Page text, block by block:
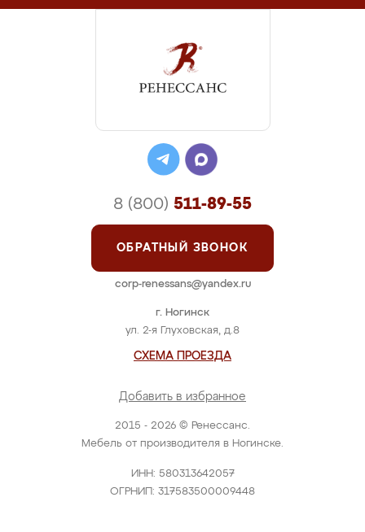
2015 - 2026 © Ренессанс.
Мебель от производителя в Ногинске.
ИНН: 580313642057
ОГРНИП: 317583500009448
г. Ногинск
ул. 2-я Глуховская, д.8
СХЕМА ПРОЕЗДА
Добавить в избранное
8 (800) 511-89-55
ОБРАТНЫЙ ЗВОНОК
corp-renessans@yandex.ru